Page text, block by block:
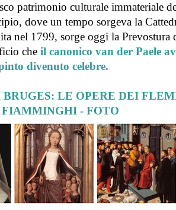
patrimonio culturale immateriale
dove un tempo sorgeva la
nel 1799, sorge oggi la Prevostura
che il canonico van der Paele
divenuto celebre.
LE OPERE DEI
- FOTO